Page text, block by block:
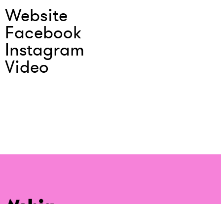
Website
Facebook
Instagram
Video